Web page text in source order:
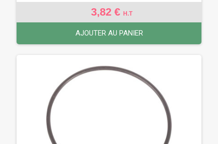
3,82 € H.T
AJOUTER AU PANIER